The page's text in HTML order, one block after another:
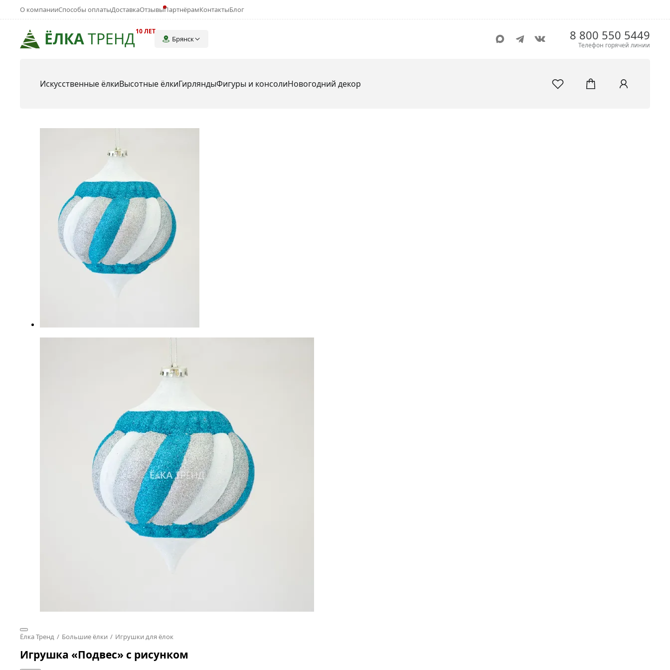
ЁЛКАТРЕНД10 ЛЕТ
Брянск
О компанииСпособы оплатыДоставкаОтзывыПартнёрамКонтактыБлог
8 800 550 5449
Телефон горячей линии
Искусственные ёлкиВысотные ёлкиГирляндыФигуры и консолиНовогодний декор
Ёлка Тренд Большие ёлки Игрушки для ёлок
Игрушка «Подвес» с рисунком